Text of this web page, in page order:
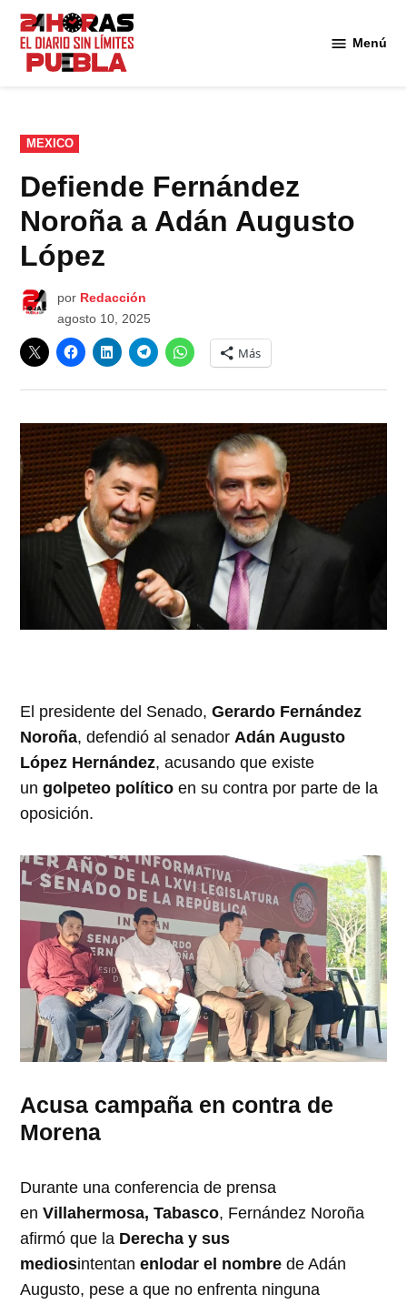
Saltar
contenido
Menú
PUBLICADO
EN
MEXICO
Defiende Fernández
Noroña a Adán Augusto
López
por Redacción
agosto 10, 2025
Más
El presidente del Senado,Gerardo Fernández
Noroña, defendió al senador Adán Augusto
López Hernández, acusando que existe
ungolpeteo político en su contra por parte de la
oposición.
Acusa campaña en contra de
Morena
Durante una conferencia de prensa
enVillahermosa, Tabasco, Fernández Noroña
afirmó que la Derecha y sus
mediosintentanenlodar el nombre de Adán
Augusto, pese a que no enfrenta ninguna